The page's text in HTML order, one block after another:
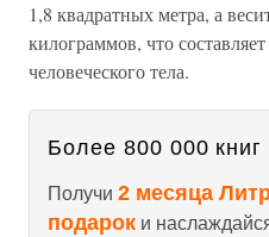
1,8 квадратных метра, а
килограммов, что
человеческого тела.
Более 800 000 книг
Получи 2 месяца
подарок и